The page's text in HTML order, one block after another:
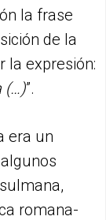
la frase
de la
la expresión:
(…)”.
era un
romana-